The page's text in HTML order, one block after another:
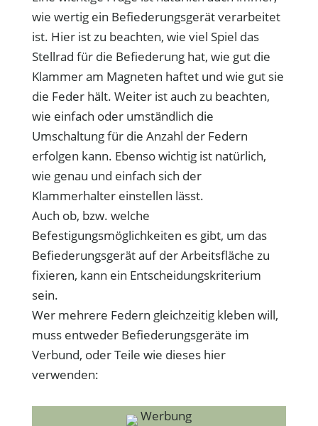
wie wertig ein Befiederungsgerät verarbeitet
ist. Hier ist zu beachten, wie viel Spiel das
Stellrad für die Befiederung hat, wie gut die
Klammer am Magneten haftet und wie gut sie
die Feder hält. Weiter ist auch zu beachten,
wie einfach oder umständlich die
Umschaltung für die Anzahl der Federn
erfolgen kann. Ebenso wichtig ist natürlich,
wie genau und einfach sich der
Klammerhalter einstellen lässt.
Auch ob, bzw. welche
Befestigungsmöglichkeiten es gibt, um das
Befiederungsgerät auf der Arbeitsfläche zu
fixieren, kann ein Entscheidungskriterium
sein.
Wer mehrere Federn gleichzeitig kleben will,
muss entweder Befiederungsgeräte im
Verbund, oder Teile wie dieses hier
verwenden:
Werbung